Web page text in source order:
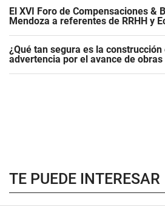
El XVI Foro de Compensaciones &
Mendoza a referentes de RRHH y
¿Qué tan segura es la construcción
advertencia por el avance de
TE PUEDE INTERESAR